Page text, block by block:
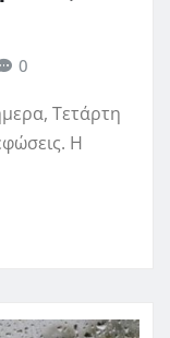
0
Τετάρτη
Η